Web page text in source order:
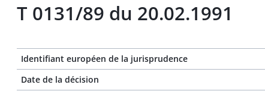
T 0131/89 du 20.02.1991
Identifiant européen de la jurisprudence
Date de la décision